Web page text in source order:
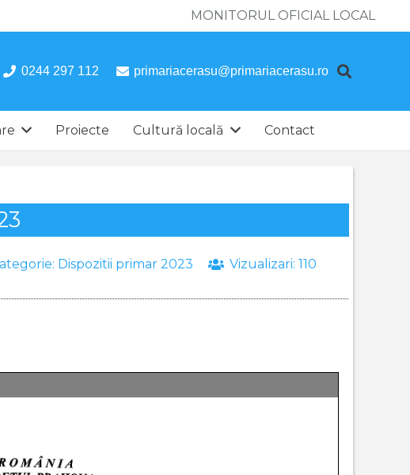
MONITORUL OFICIAL LOCAL
0244 297 112 primariacerasu@primariacerasu.ro
Proiecte Cultură locală Contact
Dispozitii primar 2023 Vizualizari: 110